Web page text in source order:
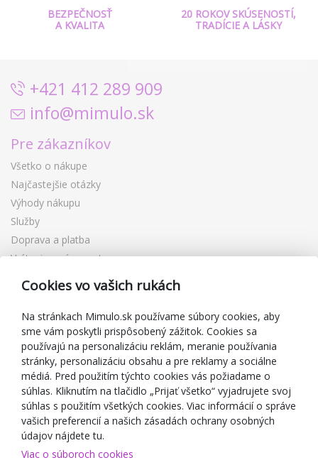
BEZPEČNOSŤ
A KVALITA
20 ROKOV SKÚSENOSTÍ,
TRADÍCIE A LÁSKY
+421 412 289 909
info@mimulo.sk
Pre zákazníkov
Všetko o nákupe
Najčastejšie otázky
Výhody nákupu
Služby
Doprava a platba
Vrátenie a výmena tovaru
Reklamácia
Darčekové poukážky
Zľavové kupóny
Blog
O predajcovi
Mimulo.sk
Obchodné podmienky
Ochrana osobných údajov GDPR
Kontakty
Spolupracujeme
Cookies vo vašich rukách
Na stránkach Mimulo.sk používame súbory cookies, aby
sme vám poskytli prispôsobený zážitok. Cookies sa
používajú na personalizáciu reklám, meranie používania
stránky, personalizáciu obsahu a pre reklamy a sociálne
médiá. Pred použitím týchto cookies vás požiadame o
súhlas. Kliknutím na tlačidlo „Prijať všetko“ vyjadrujete svoj
súhlas s použitím všetkých cookies. Viac informácií o správe
vašich preferencií a našich zásadách ochrany osobných
údajov nájdete tu.
Viac o súboroch cookies